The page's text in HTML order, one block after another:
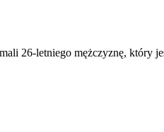
26-letniego mężczyznę, który